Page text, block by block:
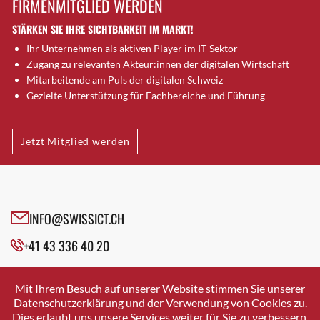
Brugg AG
Brütten
Bubendorf
Bubikon
Buchs (SG)
Bäretswil
Bülach
Cazis
Crissier
Davos Platz
Dierikon
Dietikon
FIRMENMITGLIED WERDEN
STÄRKEN SIE IHRE SICHTBARKEIT IM MARKT!
Ihr Unternehmen als aktiven Player im IT-Sektor
Zugang zu relevanten Akteur:innen der digitalen Wirtschaft
Mitarbeitende am Puls der digitalen Schweiz
Gezielte Unterstützung für Fachbereiche und Führung
Jetzt Mitglied werden
INFO@SWISSICT.CH
+41 43 336 40 20
SWISSICT
VULKANSTRASSE 120
8048 ZURICH
Mit Ihrem Besuch auf unserer Website stimmen Sie unserer
Datenschutzerklärung und der Verwendung von Cookies zu.
Dies erlaubt uns unsere Services weiter für Sie zu verbessern.